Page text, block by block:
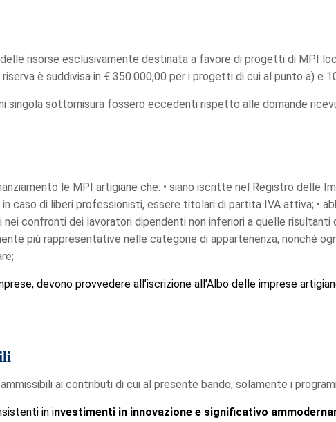
risorse esclusivamente destinata a favore di progetti di MPI
è suddivisa in € 350.000,00 per i progetti di cui al punto a) e
singola sottomisura fossero eccedenti rispetto alle domande
le MPI artigiane che: • siano iscritte nel Registro delle
caso di liberi professionisti, essere titolari di partita IVA attiva; •
nei confronti dei lavoratori dipendenti non inferiori a quelle
più rappresentative nelle categorie di appartenenza, nonché
devono provvedere all’iscrizione all’Albo delle imprese
ai contributi di cui al presente bando, solamente i
in investimenti in innovazione e significativo